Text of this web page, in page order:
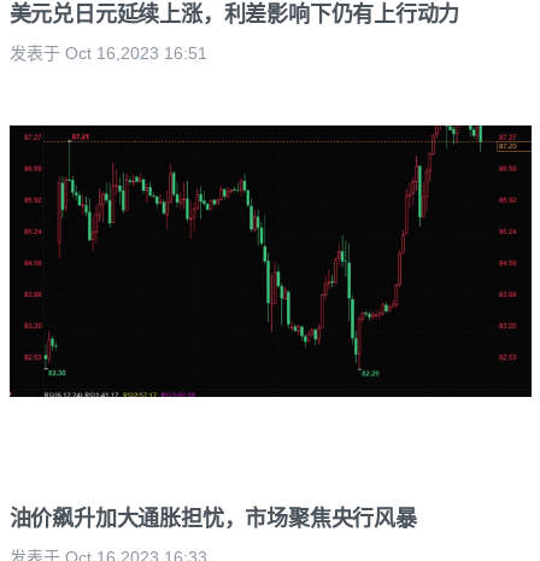
美元兑日元延续上涨，利差影响下仍有上行动力
发表于 Oct 16,2023 16:51
油价飙升加大通胀担忧，市场聚焦央行风暴
发表于 Oct 16,2023 16:33